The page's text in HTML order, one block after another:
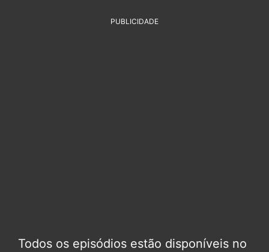
PUBLICIDADE
Todos os episódios estão disponíveis no